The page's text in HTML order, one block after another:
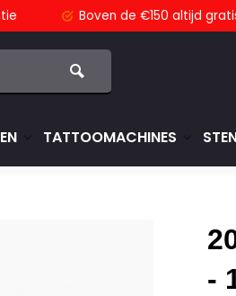
Boven de €150 altijd
TATTOOMACHINES
-